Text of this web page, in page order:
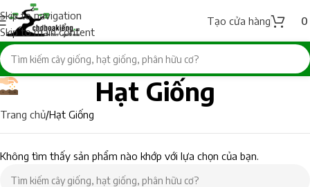
Skip to navigation
Skip to main content
Tạo cửa hàng 0
Hạt Giống
Trang chủ Hạt Giống
Không tìm thấy sản phẩm nào khớp với lựa chọn của bạn.